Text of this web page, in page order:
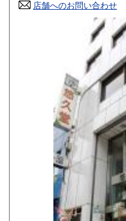
1,590円
1,590円
1,730円
1,730円
1,730円
1,810円
店舗へのお問い合わせ